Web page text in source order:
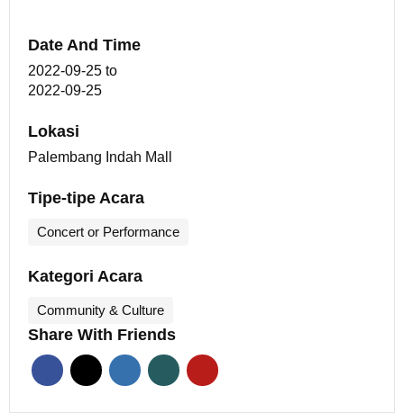
Date And Time
2022-09-25 to
2022-09-25
Lokasi
Palembang Indah Mall
Tipe-tipe Acara
Concert or Performance
Kategori Acara
Community & Culture
Share With Friends